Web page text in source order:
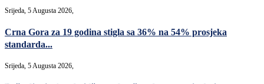
Srijeda, 5 Augusta 2026,
Crna Gora za 19 godina stigla sa 36% na 54% prosjeka
standarda...
Srijeda, 5 Augusta 2026,